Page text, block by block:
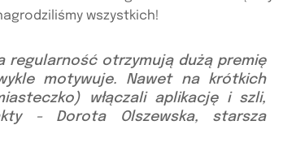
wszystkich!
regularność otrzymują dużą premię
motywuje. Nawet na krótkich
włączali aplikację i szli,
- Dorota Olszewska, starsza